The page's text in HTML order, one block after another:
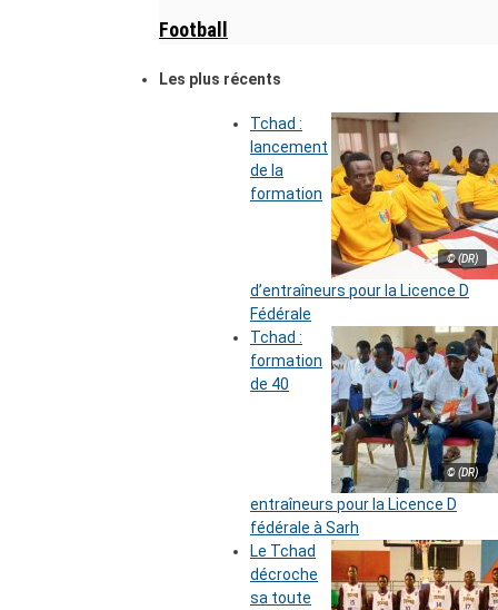
Football
Les plus récents
© (DR)
Tchad :
lancement
de la
formation
d’entraîneurs pour la Licence D
Fédérale
© (DR)
Tchad :
formation
de 40
entraîneurs pour la Licence D
fédérale à Sarh
Le Tchad
décroche
sa toute